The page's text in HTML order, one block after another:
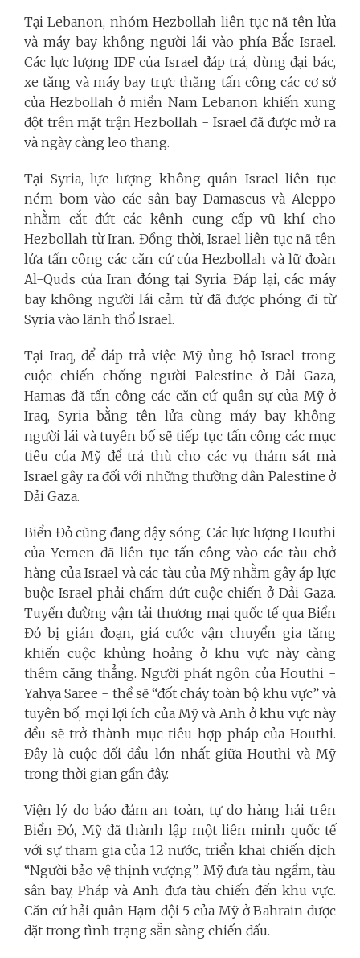
Tại Lebanon, nhóm Hezbollah liên tục nã tên lửa
và máy bay không người lái vào phía Bắc Israel.
Các lực lượng IDF của Israel đáp trả, dùng đại bác,
xe tăng và máy bay trực thăng tấn công các cơ sở
của Hezbollah ở miền Nam Lebanon khiến xung
đột trên mặt trận Hezbollah - Israel đã được mở ra
và ngày càng leo thang.
Tại Syria, lực lượng không quân Israel liên tục
ném bom vào các sân bay Damascus và Aleppo
nhằm cắt đứt các kênh cung cấp vũ khí cho
Hezbollah từ Iran. Đồng thời, Israel liên tục nã tên
lửa tấn công các căn cứ của Hezbollah và lữ đoàn
Al-Quds của Iran đóng tại Syria. Đáp lại, các máy
bay không người lái cảm tử đã được phóng đi từ
Syria vào lãnh thổ Israel.
Tại Iraq, để đáp trả việc Mỹ ủng hộ Israel trong
cuộc chiến chống người Palestine ở Dải Gaza,
Hamas đã tấn công các căn cứ quân sự của Mỹ ở
Iraq, Syria bằng tên lửa cùng máy bay không
người lái và tuyên bố sẽ tiếp tục tấn công các mục
tiêu của Mỹ để trả thù cho các vụ thảm sát mà
Israel gây ra đối với những thường dân Palestine ở
Dải Gaza.
Biển Đỏ cũng đang dậy sóng. Các lực lượng Houthi
của Yemen đã liên tục tấn công vào các tàu chở
hàng của Israel và các tàu của Mỹ nhằm gây áp lực
buộc Israel phải chấm dứt cuộc chiến ở Dải Gaza.
Tuyến đường vận tải thương mại quốc tế qua Biển
Đỏ bị gián đoạn, giá cước vận chuyển gia tăng
khiến cuộc khủng hoảng ở khu vực này càng
thêm căng thẳng. Người phát ngôn của Houthi -
Yahya Saree - thề sẽ “đốt cháy toàn bộ khu vực” và
tuyên bố, mọi lợi ích của Mỹ và Anh ở khu vực này
đều sẽ trở thành mục tiêu hợp pháp của Houthi.
Đây là cuộc đối đầu lớn nhất giữa Houthi và Mỹ
trong thời gian gần đây.
Viện lý do bảo đảm an toàn, tự do hàng hải trên
Biển Đỏ, Mỹ đã thành lập một liên minh quốc tế
với sự tham gia của 12 nước, triển khai chiến dịch
“Người bảo vệ thịnh vượng”. Mỹ đưa tàu ngầm, tàu
sân bay, Pháp và Anh đưa tàu chiến đến khu vực.
Căn cứ hải quân Hạm đội 5 của Mỹ ở Bahrain được
đặt trong tình trạng sẵn sàng chiến đấu.